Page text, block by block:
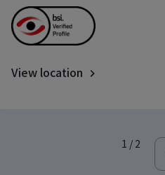
View location
1 / 2